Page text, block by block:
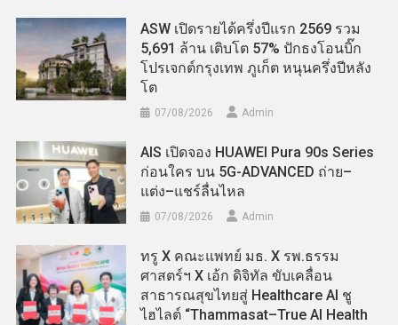
ASW เปิดรายได้ครึ่งปีแรก 2569 รวม
5,691 ล้าน เติบโต 57% ปักธงโอนบิ๊ก
โปรเจกต์กรุงเทพ ภูเก็ต หนุนครึ่งปีหลัง
โต
07/08/2026 Admin
AIS เปิดจอง HUAWEI Pura 90s Series
ก่อนใคร บน 5G-ADVANCED ถ่าย–
แต่ง–แชร์ลื่นไหล
07/08/2026 Admin
ทรู X คณะแพทย์ มธ. X รพ.ธรรม
ศาสตร์ฯ X เอ้ก ดิจิทัล ขับเคลื่อน
สาธารณสุขไทยสู่ Healthcare AI ชู
ไฮไลต์ “Thammasat–True AI Health